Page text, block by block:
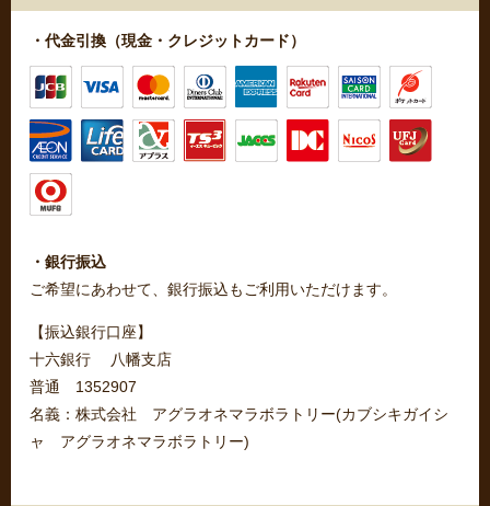
・代金引換（現金・クレジットカード）
・銀行振込
ご希望にあわせて、銀行振込もご利用いただけます。
【振込銀行口座】
十六銀行 八幡支店
普通 1352907
名義：株式会社 アグラオネマラボラトリー(カブシキガイシ
ャ アグラオネマラボラトリー)